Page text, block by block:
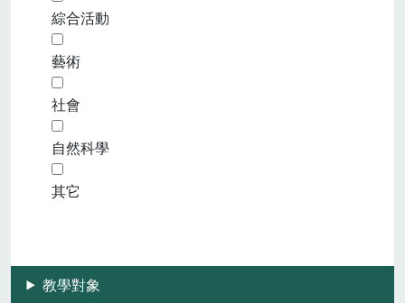
綜合活動
藝術
社會
自然科學
其它
教學對象